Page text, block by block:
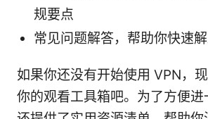
规要点
常见问题解答，帮助你快速
如果你还没有开始使用 VPN，
你的观看工具箱吧。为了方便